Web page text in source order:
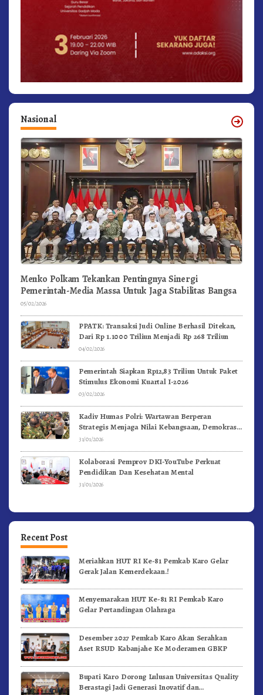
Nasional
Menko Polkam Tekankan Pentingnya Sinergi
Pemerintah-Media Massa Untuk Jaga Stabilitas Bangsa
05/02/2026
PPATK: Transaksi Judi Online Berhasil Ditekan,
Dari Rp 1.1000 Triliun Menjadi Rp 268 Triliun
04/02/2026
Pemerintah Siapkan Rp12,83 Triliun Untuk Paket
Stimulus Ekonomi Kuartal I-2026
03/02/2026
Kadiv Humas Polri: Wartawan Berperan
Strategis Menjaga Nilai Kebangsaan, Demokrasi,
dan NKRI
31/01/2026
Kolaborasi Pemprov DKI-YouTube Perkuat
Pendidikan Dan Kesehatan Mental
31/01/2026
Recent Post
Meriahkan HUT RI Ke-81 Pemkab Karo Gelar
Gerak Jalan Kemerdekaan.!
Menyemarakan HUT Ke-81 RI Pemkab Karo
Gelar Pertandingan Olahraga
Desember 2027 Pemkab Karo Akan Serahkan
Aset RSUD Kabanjahe Ke Moderamen GBKP
Bupati Karo Dorong Lulusan Universitas Quality
Berastagi Jadi Generasi Inovatif dan